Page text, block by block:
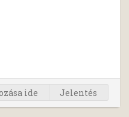
ide Jelentés